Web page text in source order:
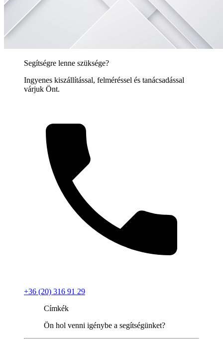
Segítségre lenne szüksége?
Ingyenes kiszállítással, felméréssel és tanácsadással
várjuk Önt.
+36 (20) 316 91 29
Címkék
Ön hol venni igénybe a segítségünket?